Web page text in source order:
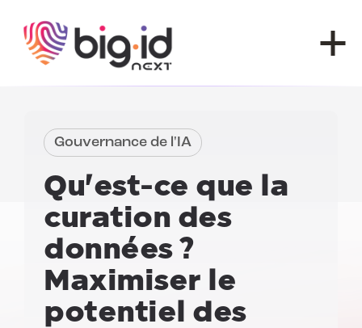
Gouvernance de l'IA
Qu'est-ce que la
curation des
données ?
Maximiser le
potentiel des